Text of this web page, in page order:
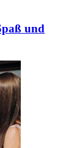
und